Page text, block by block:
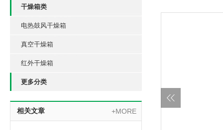
干燥箱类
电热鼓风干燥箱
真空干燥箱
红外干燥箱
更多分类
相关文章 +MORE